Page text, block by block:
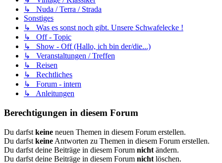
↳ Nuda / Terra / Strada
Sonstiges
↳ Was es sonst noch gibt. Unsere Schwafelecke !
↳ Off - Topic
↳ Show - Off (Hallo, ich bin der/die...)
↳ Veranstaltungen / Treffen
↳ Reisen
↳ Rechtliches
↳ Forum - intern
↳ Anleitungen
Berechtigungen in diesem Forum
Du darfst keine neuen Themen in diesem Forum erstellen.
Du darfst keine Antworten zu Themen in diesem Forum erstellen.
Du darfst deine Beiträge in diesem Forum nicht ändern.
Du darfst deine Beiträge in diesem Forum nicht löschen.